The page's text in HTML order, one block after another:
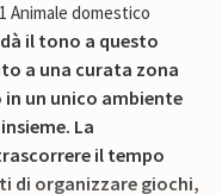
1 Animale domestico
il tono a questo
a una curata zona
un unico ambiente
La
il tempo
di organizzare giochi,